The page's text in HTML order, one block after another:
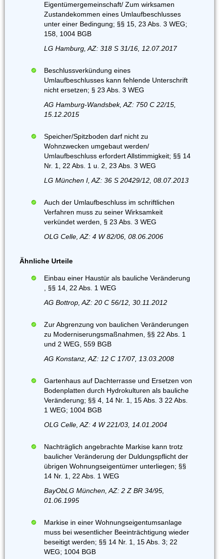
Eigentümergemeinschaft/ Zum wirksamen
Zustandekommen eines Umlaufbeschlusses
unter einer Bedingung; §§ 15, 23 Abs. 3 WEG;
158, 1004 BGB
LG Hamburg, AZ: 318 S 31/16, 12.07.2017
Beschlussverkündung eines
Umlaufbeschlusses kann fehlende Unterschrift
nicht ersetzen; § 23 Abs. 3 WEG
AG Hamburg-Wandsbek, AZ: 750 C 22/15,
15.12.2015
Speicher/Spitzboden darf nicht zu
Wohnzwecken umgebaut werden/
Umlaufbeschluss erfordert Allstimmigkeit; §§ 14
Nr. 1, 22 Abs. 1 u. 2, 23 Abs. 3 WEG
LG München I, AZ: 36 S 20429/12, 08.07.2013
Auch der Umlaufbeschluss im schriftlichen
Verfahren muss zu seiner Wirksamkeit
verkündet werden, § 23 Abs. 3 WEG
OLG Celle, AZ: 4 W 82/06, 08.06.2006
Ähnliche Urteile
Einbau einer Haustür als bauliche Veränderung
, §§ 14, 22 Abs. 1 WEG
AG Bottrop, AZ: 20 C 56/12, 30.11.2012
Zur Abgrenzung von baulichen Veränderungen
zu Moderniserungsmaßnahmen, §§ 22 Abs. 1
und 2 WEG, 559 BGB
AG Konstanz, AZ: 12 C 17/07, 13.03.2008
Gartenhaus auf Dachterrasse und Ersetzen von
Bodenplatten durch Hydrokulturen als bauliche
Veränderung; §§ 4, 14 Nr. 1, 15 Abs. 3 22 Abs.
1 WEG; 1004 BGB
OLG Celle, AZ: 4 W 221/03, 14.01.2004
Nachträglich angebrachte Markise kann trotz
baulicher Veränderung der Duldungspflicht der
übrigen Wohnungseigentümer unterliegen; §§
14 Nr. 1, 22 Abs. 1 WEG
BayObLG München, AZ: 2 Z BR 34/95,
01.06.1995
Markise in einer Wohnungseigentumsanlage
muss bei wesentlicher Beeinträchtigung wieder
beseitigt werden; §§ 14 Nr. 1, 15 Abs. 3; 22
WEG; 1004 BGB